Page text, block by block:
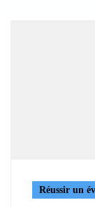
Réussir un